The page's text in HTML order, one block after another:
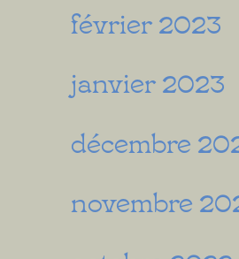
février 2023
janvier 2023
décembre
novembre